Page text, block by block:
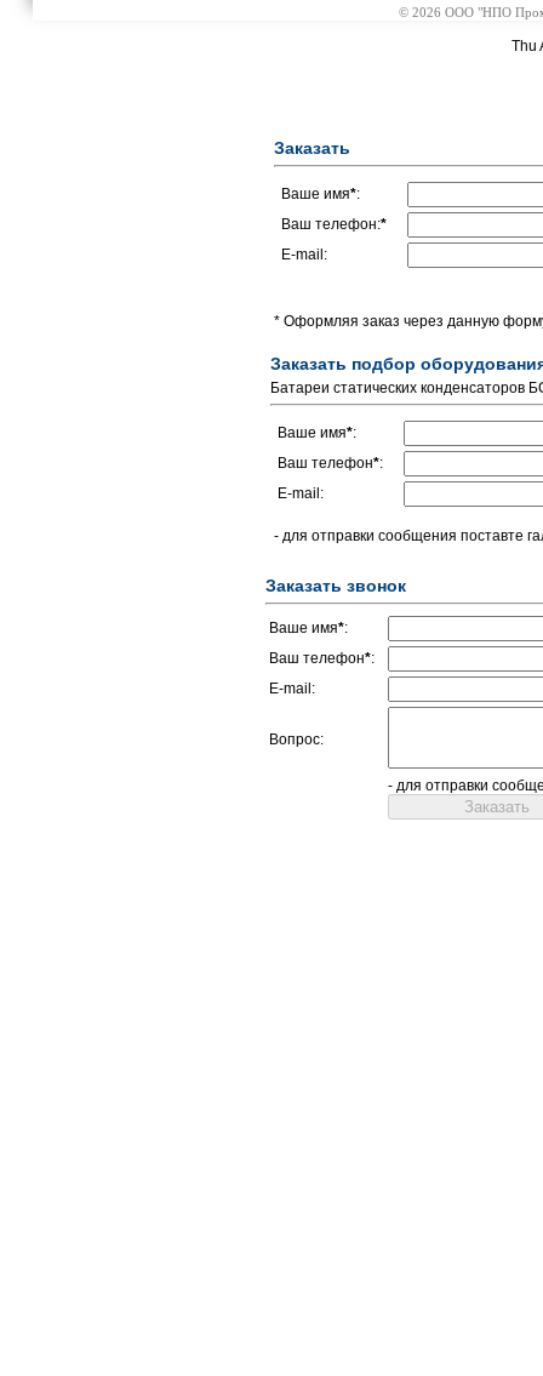
© 2026 ООО "НПО
Thu
Заказать
Ваше имя*:
Ваш телефон:*
E-mail:
* Оформляя заказ через данную
Заказать подбор
Батареи статических конденсаторов
Ваше имя*:
Ваш телефон*:
E-mail:
- для отправки сообщения поставте
Заказать звонок
Ваше имя*:
Ваш телефон*:
E-mail:
Вопрос:
- для отправки